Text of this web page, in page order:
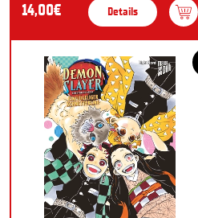
14,00€ Details